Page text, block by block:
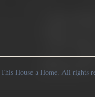
House a Home. All rights